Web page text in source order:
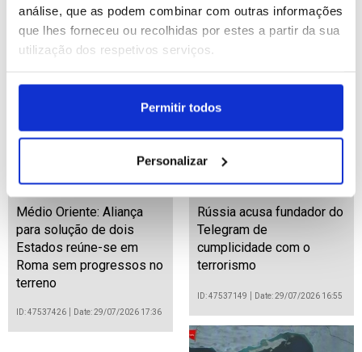
análise, que as podem combinar com outras informações
que lhes forneceu ou recolhidas por estes a partir da sua
utilização dos respetivos serviços.
Permitir todos
Personalizar
ID: 47537559
responder perante
Senado
ID: 47537504
Médio Oriente: Aliança
para solução de dois
Estados reúne-se em
Roma sem progressos no
terreno
ID: 47537426 Date: 29/07/2026 17:36
Rússia acusa fundador do
Telegram de
cumplicidade com o
terrorismo
ID: 47537149 Date: 29/07/2026 16:55